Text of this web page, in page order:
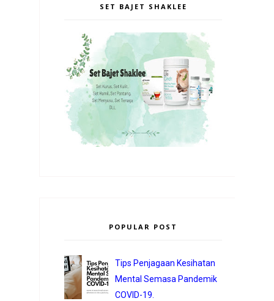
SET BAJET SHAKLEE
POPULAR POST
Tips Penjagaan Kesihatan
Mental Semasa Pandemik
COVID-19.